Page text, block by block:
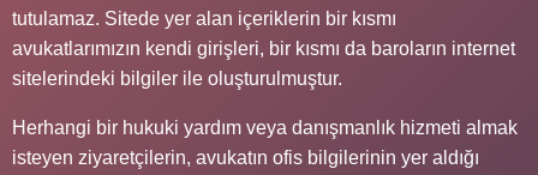
tutulamaz. Sitede yer alan içeriklerin bir kısmı
avukatlarımızın kendi girişleri, bir kısmı da baroların internet
sitelerindeki bilgiler ile oluşturulmuştur.
Herhangi bir hukuki yardım veya danışmanlık hizmeti almak
isteyen ziyaretçilerin, avukatın ofis bilgilerinin yer aldığı